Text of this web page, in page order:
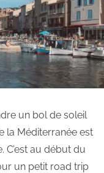
un bol de soleil
la Méditerranée est
C’est au début du
un petit road trip